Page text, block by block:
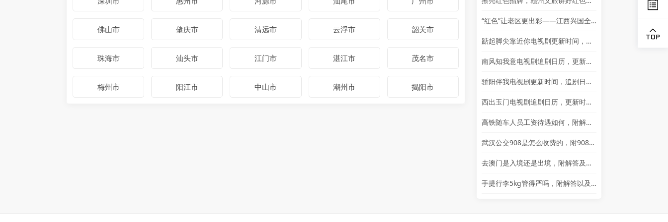
佛山市 肇庆市 清远市 云浮市 韶关市
珠海市 汕头市 江门市 湛江市 茂名市
梅州市 阳江市 中山市 潮州市 揭阳市
“红色”让老区更出彩——江西兴国全力打造红色文化传承发展创新示范区
踮起脚尖靠近你电视剧更新时间，追剧日历及剧情简介
南风知我意电视剧追剧日历，更新时间一览表
骄阳伴我电视剧更新时间，追剧日历一览表
西出玉门电视剧追剧日历，更新时间一览
高铁随车人员工资待遇如何，附解答以及其他岗位的岗位详情
武汉公交908是怎么收费的，附908简介以及问题解答
去澳门是入境还是出境，附解答及通行证相关问题解答
手提行李5kg管得严吗，附解答以及其他问题